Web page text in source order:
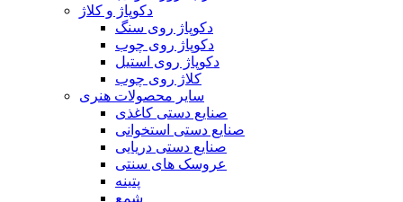
دکوپاژ و کلاژ
دکوپاژ روی سنگ
دکوپاژ روی چوب
دکوپاژ روی استیل
کلاژ روی چوب
سایر محصولات هنری
صنایع دستی کاغذی
صنایع دستی استخوانی
صنایع دستی دریایی
عروسک های سنتی
پتینه
شمع